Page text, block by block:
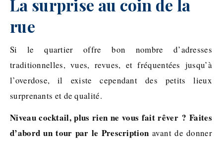
La surprise au coin de la
rue
Si le quartier offre bon nombre d’adresses
traditionnelles, vues, revues, et fréquentées jusqu’à
l’overdose, il existe cependant des petits lieux
surprenants et de qualité.
Niveau cocktail, plus rien ne vous fait rêver ? Faites
d’abord un tour par le Prescription avant de donner